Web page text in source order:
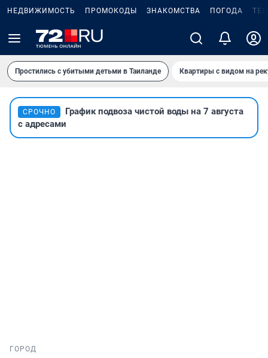
НЕДВИЖИМОСТЬ ПРОМОКОДЫ ЗНАКОМСТВА ПОГОДА
Простились с убитыми детьми в Таиланде Квартиры с видом на
СРОЧНО
График подвоза чистой воды на 7 августа
с адресами
ГОРОД